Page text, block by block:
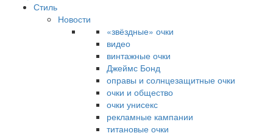
Стиль
Новости
«звёздные» очки
видео
винтажные очки
Джеймс Бонд
оправы и солнцезащитные очки
очки и общество
очки унисекс
рекламные кампании
титановые очки